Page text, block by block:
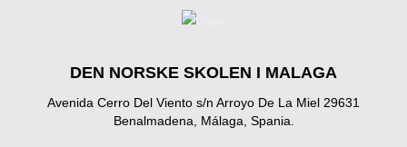
DEN NORSKE SKOLEN I MALAGA
Avenida Cerro Del Viento s/n Arroyo De La Miel 29631
Benalmadena, Málaga, Spania.